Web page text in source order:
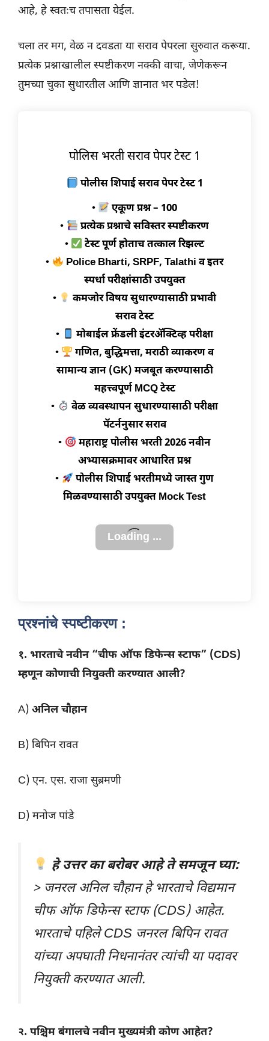
आहे, हे स्वतःच तपासता येईल.
चला तर मग, वेळ न दवडता या सराव पेपरला सुरुवात करूया.
प्रत्येक प्रश्नाखालील स्पष्टीकरण नक्की वाचा, जेणेकरून
तुमच्या चुका सुधारतील आणि ज्ञानात भर पडेल!
पोलिस भरती सराव पेपर टेस्ट 1
पोलीस शिपाई सराव पेपर टेस्ट 1
•
एकूण प्रश्न – 100
•
प्रत्येक प्रश्नाचे सविस्तर स्पष्टीकरण
•
टेस्ट पूर्ण होताच तत्काल रिझल्ट
•
Police Bharti, SRPF, Talathi व इतर
स्पर्धा परीक्षांसाठी उपयुक्त
•
कमजोर विषय सुधारण्यासाठी प्रभावी
सराव टेस्ट
•
मोबाईल फ्रेंडली इंटरॲक्टिव्ह परीक्षा
•
गणित, बुद्धिमत्ता, मराठी व्याकरण व
सामान्य ज्ञान (GK) मजबूत करण्यासाठी
महत्त्वपूर्ण MCQ टेस्ट
•
वेळ व्यवस्थापन सुधारण्यासाठी परीक्षा
पॅटर्ननुसार सराव
•
महाराष्ट्र पोलीस भरती 2026 नवीन
अभ्यासक्रमावर आधारित प्रश्न
•
पोलीस शिपाई भरतीमध्ये जास्त गुण
मिळवण्यासाठी उपयुक्त Mock Test
प्रश्नांचे स्पष्टीकरण :
१. भारताचे नवीन “चीफ ऑफ डिफेन्स स्टाफ” (CDS)
म्हणून कोणाची नियुक्ती करण्यात आली?
A) अनिल चौहान
B) बिपिन रावत
C) एन. एस. राजा सुब्रमणी
D) मनोज पांडे
हे उत्तर का बरोबर आहे ते समजून घ्या:
> जनरल अनिल चौहान हे भारताचे विद्यमान
चीफ ऑफ डिफेन्स स्टाफ (CDS) आहेत.
भारताचे पहिले CDS जनरल बिपिन रावत
यांच्या अपघाती निधनानंतर त्यांची या पदावर
नियुक्ती करण्यात आली.
२. पश्चिम बंगालचे नवीन मुख्यमंत्री कोण आहेत?